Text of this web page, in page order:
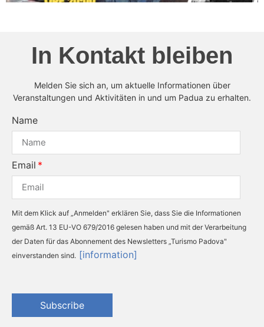
In Kontakt bleiben
Melden Sie sich an, um aktuelle Informationen über
Veranstaltungen und Aktivitäten in und um Padua zu erhalten.
Name
Email
Mit dem Klick auf „Anmelden" erklären Sie, dass Sie die Informationen
gemäß Art. 13 EU-VO 679/2016 gelesen haben und mit der Verarbeitung
der Daten für das Abonnement des Newsletters „Turismo Padova"
einverstanden sind. [information]
Subscribe